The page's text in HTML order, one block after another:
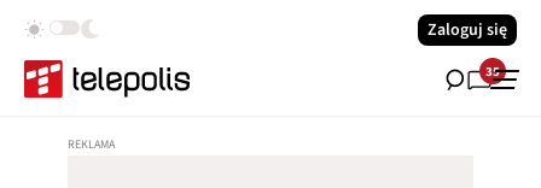
Zaloguj się
35